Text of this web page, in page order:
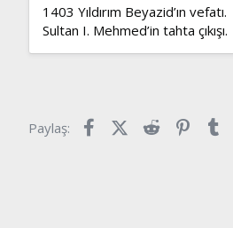
1403 Yıldırım Beyazid’ın vefatı.
Sultan I. Mehmed’in tahta çıkışı.
Paylaş: FacebookX (Twitter)
Reddit